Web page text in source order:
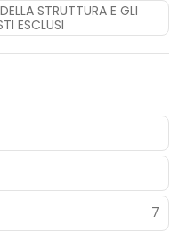
struttura oppure
che includono
struttura, tutte
ti sentirai subito a
o patio. La TV
concedersi un po' di
e bidet.
che offre prelibati piatti,
al bar/caffetteria.
approfittando
STRUTTURA E GLI
ESCLUSI
7